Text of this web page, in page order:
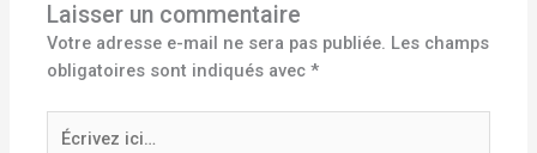
Laisser un commentaire
Votre adresse e-mail ne sera pas publiée. Les champs
obligatoires sont indiqués avec*
Écrivez